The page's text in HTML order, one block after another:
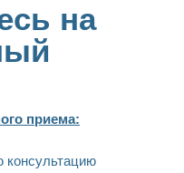
на
приема:
консультацию